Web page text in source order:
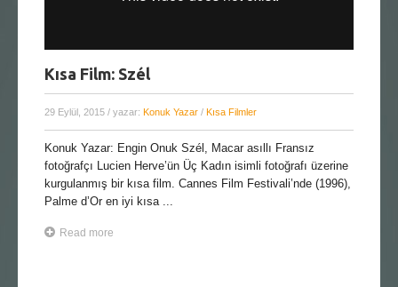
Kısa Film: Szél
29 Eylül, 2015 / yazar: Konuk Yazar / Kısa Filmler
Konuk Yazar: Engin Onuk Szél, Macar asıllı Fransız
fotoğrafçı Lucien Herve’ün Üç Kadın isimli fotoğrafı üzerine
kurgulanmış bir kısa film. Cannes Film Festivali’nde (1996),
Palme d’Or en iyi kısa ...
Read more